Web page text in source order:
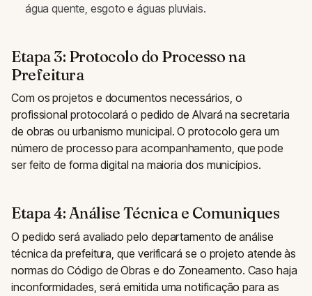
água quente, esgoto e águas pluviais.
Etapa 3: Protocolo do Processo na
Prefeitura
Com os projetos e documentos necessários, o
profissional protocolará o pedido de Alvará na secretaria
de obras ou urbanismo municipal. O protocolo gera um
número de processo para acompanhamento, que pode
ser feito de forma digital na maioria dos municípios.
Etapa 4: Análise Técnica e Comuniques
O pedido será avaliado pelo departamento de análise
técnica da prefeitura, que verificará se o projeto atende às
normas do Código de Obras e do Zoneamento. Caso haja
inconformidades, será emitida uma notificação para as